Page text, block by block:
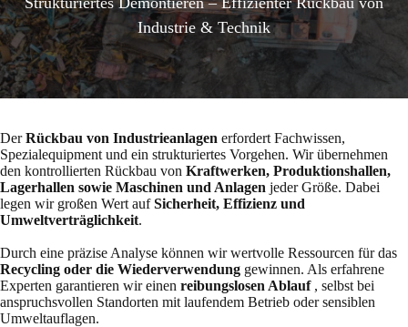
Industrie & Technik
DerRückbau von Industrieanlagen erfordert Fachwissen,
Spezialequipment und ein strukturiertes Vorgehen. Wir übernehmen
den kontrollierten Rückbau von Kraftwerken, Produktionshallen,
Lagerhallen sowie Maschinen und Anlagen jeder Größe. Dabei
legen wir großen Wert aufSicherheit, Effizienz und
Umweltverträglichkeit.
Durch eine präzise Analyse können wir wertvolle Ressourcen für das
Recycling oder die Wiederverwendung gewinnen. Als erfahrene
Experten garantieren wir einen reibungslosen Ablauf , selbst bei
anspruchsvollen Standorten mit laufendem Betrieb oder sensiblen
Umweltauflagen.